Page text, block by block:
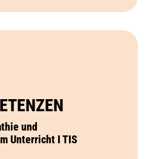
und
Unterricht I TIS